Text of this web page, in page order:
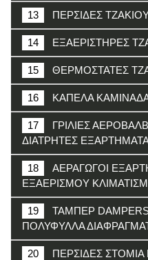
13 ΠΕΡΣΙΔΕΣ
14 ΕΞΑΕΡΙΣΤΗΡΕΣ
15 ΘΕΡΜΟΣΤΑΤΕΣ
16 ΚΑΠΕΛΑ
17
ΓΡΙΛΙΕΣ
ΔΙΑΤΡΗΤΕΣ
18
ΑΕΡΑΓΩΓΟΙ
ΕΞΑΕΡΙΣΜΟΥ
19
ΤΑΜΠΕΡ
ΠΟΛΥΦΥΛΛΑ
20
ΠΕΡΣΙΔΕΣ ΣΤΟΜΙΑ